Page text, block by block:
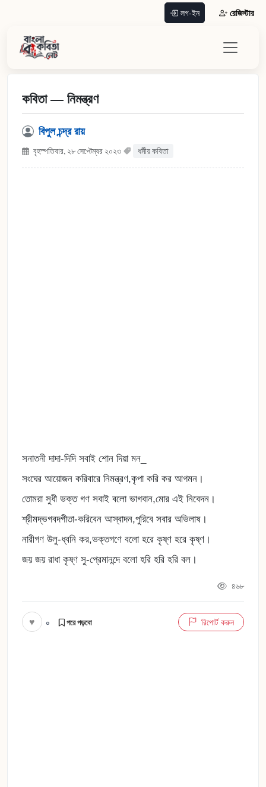
লগ-ইন রেজিস্টার
কবিতা — নিমন্ত্রণ
বিপুল চন্দ্র রায়
বৃহস্পতিবার, ২৮ সেপ্টেম্বর ২০২৩ ধর্মীয় কবিতা
সনাতনী দাদা-দিদি সবাই শোন দিয়া মন_
সংঘের আয়োজন করিবারে নিমন্ত্রণ,কৃপা করি কর আগমন।
তোমরা সুধী ভক্ত গণ সবাই বলো ভাগবান,মোর এই নিবেদন।
শ্রীমদ্ভগবদগীতা-করিবেন আস্বাদন,পুরিবে সবার অভিলাষ।
নারীগণ উলু-ধ্বনি কর,ভক্তগণে বলো হরে কৃষ্ণ হরে কৃষ্ণ।
জয় জয় রাধা কৃষ্ণ সু-প্রেমানন্দে বলো হরি হরি হরি বল।
৪৬৮
♥ ০ পরে পড়বো রিপোর্ট করুন